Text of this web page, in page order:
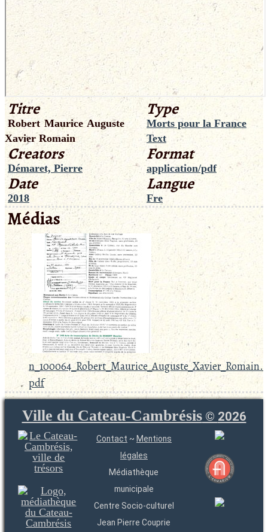
Titre
Robert Maurice Auguste
Xavier Romain
Creators
Démaret, Pierre
Date
2018
Type
Morts pour la France
Text
Format
application/pdf
Langue
Fre
Médias
n_100064_Robert_Maurice_Auguste_Xavier_Romain.
pdf
Ville du Cateau-Cambrésis© 2026
Contact ~ Mentions
légales
Médiathèque
municipale
Centre Socio-culturel
Jean Pierre Couprie